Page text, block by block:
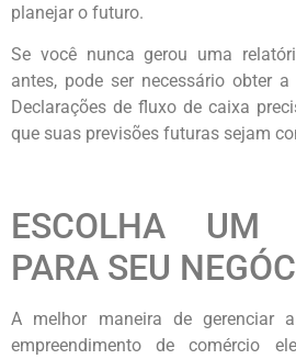
planejar o futuro.
Se você nunca gerou uma
antes, pode ser necessário obter
Declarações de fluxo de caixa
que suas previsões futuras sejam
ESCOLHA UM
PARA SEU
A melhor maneira de gerenciar
empreendimento de comércio